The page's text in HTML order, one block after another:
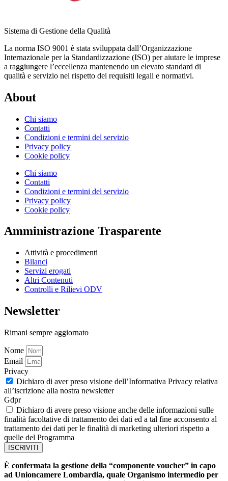
Sistema di Gestione della Qualità
La norma ISO 9001 è stata sviluppata dall’Organizzazione
Internazionale per la Standardizzazione (ISO) per aiutare le imprese
a raggiungere l’eccellenza mantenendo un elevato standard di
qualità e servizio nel rispetto dei requisiti legali e normativi.
About
Chi siamo
Contatti
Condizioni e termini del servizio
Privacy policy
Cookie policy
Chi siamo
Contatti
Condizioni e termini del servizio
Privacy policy
Cookie policy
Amministrazione Trasparente
Attività e procedimenti
Bilanci
Servizi erogati
Altri Contenuti
Controlli e Rilievi ODV
Newsletter
Rimani sempre aggiornato
Nome
Email
Privacy
Dichiaro di aver preso visione dell’Informativa Privacy relativa
all’iscrizione alla nostra newsletter
Gdpr
Dichiaro di avere preso visione anche delle informazioni sulle
finalità facoltative di trattamento dei dati ed a tal fine acconsento al
trattamento dei dati per le finalità di marketing ulteriori rispetto a
quelle del Programma
ISCRIVITI
È confermata la gestione della “componente voucher” in capo
ad Unioncamere Lombardia, quale Organismo intermedio per